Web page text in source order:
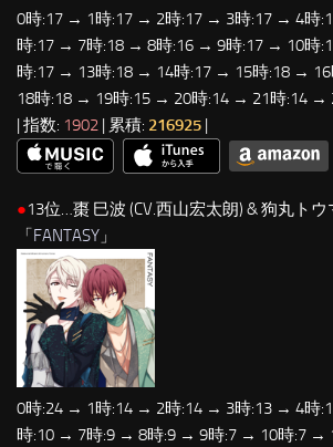
0時:17 → 1時:17 → 2時:17 → 3時:17 → 4時
時:17 → 7時:18 → 8時:16 → 9時:17 → 10時
時:17 → 13時:18 → 14時:17 → 15時:18 →
18時:18 → 19時:15 → 20時:14 → 21時:14 →
| 指数: 1902 | 累積: 216925 |
●13位…棗 巳波 (CV.西山宏太朗) & 狗丸トウ
「 FANTASY 」
0時:24 → 1時:14 → 2時:14 → 3時:13 → 4時
時:10 → 7時:9 → 8時:9 → 9時:7 → 10時:7 →